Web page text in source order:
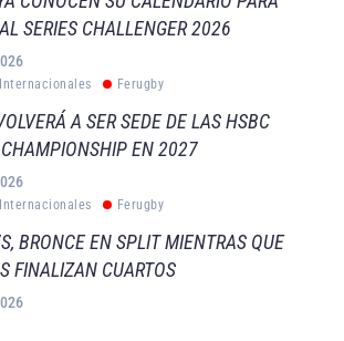
SERIES CHALLENGER 2026
Ferugby
A SER SEDE DE LAS HSBC
EN 2027
Ferugby
BRONCE EN SPLIT MIENTRAS QUE
FINALIZAN CUARTOS